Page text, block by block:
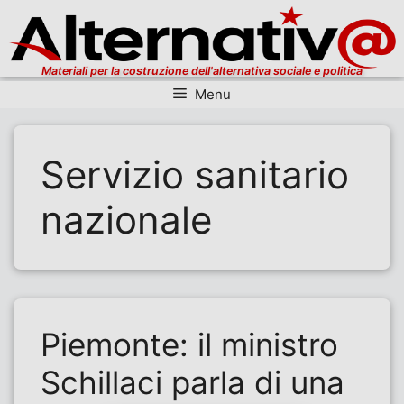
Materiali per la costruzione dell'alternativa sociale e politica
Menu
Servizio sanitario
nazionale
Piemonte: il ministro
Schillaci parla di una